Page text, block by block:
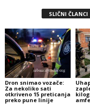
SLIČNI ČLANCI
Dron snimao vozače:
Za nekoliko sati
otkriveno 15 preticanja
preko pune linije